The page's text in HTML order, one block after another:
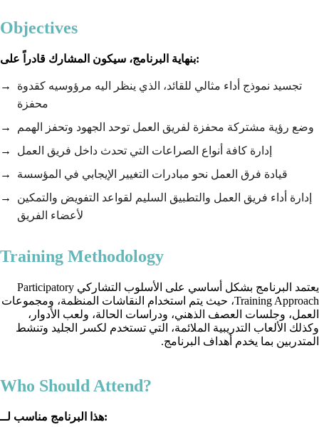
Objectives
بنهاية البرنامج، سيكون المشارك قادراً على:
تجسيد نموذج أداء مثالي للقائد، الذي ينظر اليه مرؤوسيه كقدوة
محفزة
وضع رؤية مشتركة محفزة لفريق العمل توحد الجهود وتحفز الهمم
إدارة كافة أنواع الصراعات التي تحدث داخل فريق العمل
قيادة فرق العمل نحو مبادرات التغيير الإيجابي في المؤسسة
إدارة أداء فريق العمل والتطبيق السليم لقواعد التفويض والتمكين
لأعضاء الفريق
Training Methodology
يعتمد البرنامج بشكل أساسي على الأسلوب التشاركي Participatory
Training Approach، حيث يتم استخدام النقاشات المنظمة، ومجموعات
العمل، وجلسات العصف الذهني، ودراسات الحالة، ولعب الأدوار،
وكذلك الألعاب التدريبية الملائمة، التي تستخدم لكسر الجليد وتنشط
المتدربين بما يخدم أهداف البرنامج.
Who Should Attend?
هذا البرنامج مناسب لــ: